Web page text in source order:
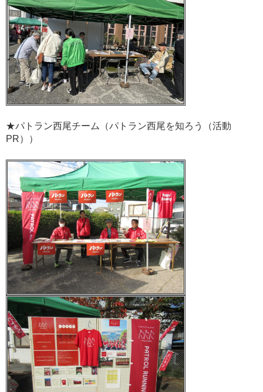
★パトラン西尾チーム（パトラン西尾を知ろう（活動
PR））